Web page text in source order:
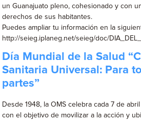
un Guanajuato pleno, cohesionado y con
derechos de sus habitantes.
Puedes ampliar tu información en la
http://seieg.iplaneg.net/seieg/doc/
Día Mundial de la Salud
Sanitaria Universal: Para
partes”
Desde 1948, la OMS celebra cada 7 de
con el objetivo de movilizar a la acción y